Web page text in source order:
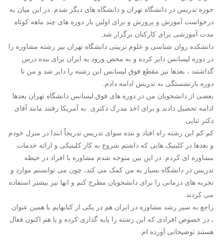
حوزه تدریس در دانشگاه تهران و دانشگاه های دیگر شدم. در این میان به
درخواست آموزش و پرورش و برای اولین بار دوره های چند ماهه کوتاه
مدت آموزشی برای کارکنان برگزار شد.
دانشکده روان شناسی و علوم تربیتی دانشگاه تهران نیز رشته مشاوره را
در دوره لیسانس دایر کرده و به محض ورود به ایران برای بنده درس
گذاشتند ، بعدها نیز مقطع فوق لیسانس این رشته را دایر شد و من تا
دوره بازنشستگی به تدریس ادامه دادم.
بعضی از دانشجویان من در دوره های فوق لیسانس دانشگاه تهران بعدها
ادامه تحصیل دادند و برای اخذ مدرک دکتری به آمریکا رفتند مانند آقای
دکتر ثنایی.
کم کم این رشته راه افتاد و بنده سوای تدریس تدریجاٌ ابتدا در منزل خودم
و بعدها در کلینیک هایی که داشتم شروع به کار کلینیکی و ارائه خدمات
مشاوره ای کردم. در این بین متوجه شدم مشاوره با افراد در حیطه
تدریس در دانشگاه بسیار به من کمک می کند، چون می توانستم موارد و
تجربه های درمانی را برای دانشجویان مطرح کنم و انها نیز بیشتر استفاده
می کردند.
راجع به سیر رشد مشاوره در ایران هم در یکی از کتابهایم با همین عنوان
، در خصوص افرادی که این رشته را پایه گذاری کرده و یا هم اکنون فعال
هستند توضیحاتی آورده ام.